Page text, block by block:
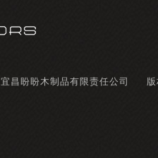
宜昌盼盼木制品有限责任公司